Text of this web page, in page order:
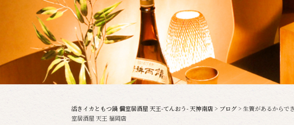
活きイカともつ鍋 個室居酒屋 天王-てんおう- 天神南店> ブログ> 生簀があるからで
室居酒屋 天王 福岡店